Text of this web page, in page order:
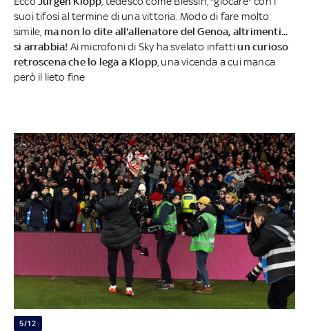
suoi tifosi al termine di una vittoria. Modo di fare molto
simile, ma non lo dite all'allenatore del Genoa, altrimenti...
si arrabbia! Ai microfoni di Sky ha svelato infattiun curioso
retroscena che lo lega a Klopp , una vicenda a cui manca
però il lieto fine
5/12